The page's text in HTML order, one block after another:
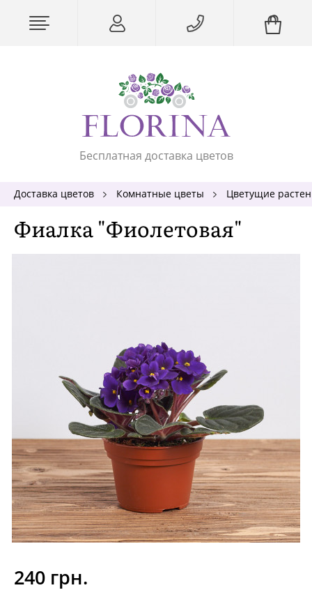
Бесплатная доставка цветов
Доставка цветов Комнатные цветы Цветущие
Фиалка "Фиолетовая"
240 грн.